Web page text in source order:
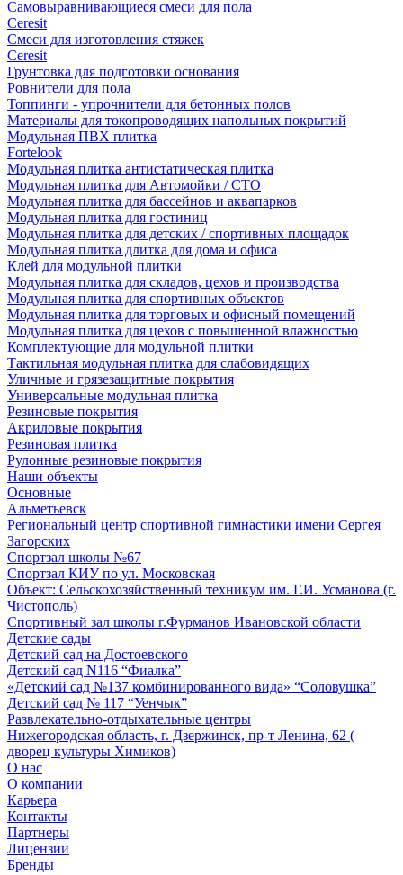
Самовыравнивающиеся смеси для пола
Ceresit
Смеси для изготовления стяжек
Ceresit
Грунтовка для подготовки основания
Ровнители для пола
Топпинги - упрочнители для бетонных полов
Материалы для токопроводящих напольных покрытий
Модульная ПВХ плитка
Fortelook
Модульная плитка антистатическая плитка
Модульная плитка для Автомойки / СТО
Модульная плитка для бассейнов и аквапарков
Модульная плитка для гостиниц
Модульная плитка для детских / спортивных площадок
Модульная плитка длитка для дома и офиса
Клей для модульной плитки
Модульная плитка для складов, цехов и производства
Модульная плитка для спортивных объектов
Модульная плитка для торговых и офисный помещений
Модульная плитка для цехов с повышенной влажностью
Комплектующие для модульной плитки
Тактильная модульная плитка для слабовидящих
Уличные и грязезащитные покрытия
Универсальные модульная плитка
Резиновые покрытия
Акриловые покрытия
Резиновая плитка
Рулонные резиновые покрытия
Наши объекты
Основные
Альметьевск
Региональный центр спортивной гимнастики имени Сергея
Загорских
Спортзал школы №67
Спортзал КИУ по ул. Московская
Объект: Сельскохозяйственный техникум им. Г.И. Усманова (г.
Чистополь)
Спортивный зал школы г.Фурманов Ивановской области
Детские сады
Детский сад на Достоевского
Детский сад N116 “Фиалка”
«Детский сад №137 комбинированного вида» “Соловушка”
Детский сад № 117 “Уенчык”
Развлекательно-отдыхательные центры
Нижегородская область, г. Дзержинск, пр-т Ленина, 62 (
дворец культуры Химиков)
О нас
О компании
Карьера
Контакты
Партнеры
Лицензии
Бренды